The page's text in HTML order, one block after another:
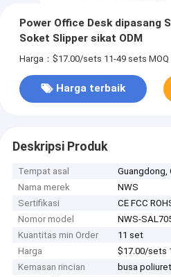
Power Office Desk dipasang
Soket Slipper sikat ODM
Harga：$17.00/sets 11-49 sets
Harga terbaik
Deskripsi Produk
Tempat asal
Guangdong,
Nama merek
NWS
Sertifikasi
CE FCC
Nomor model
NWS-
Kuantitas min Order
11 set
Harga
$17.00/sets
Kemasan rincian
busa